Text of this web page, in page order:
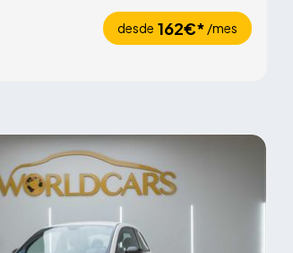
desde 162€* /mes